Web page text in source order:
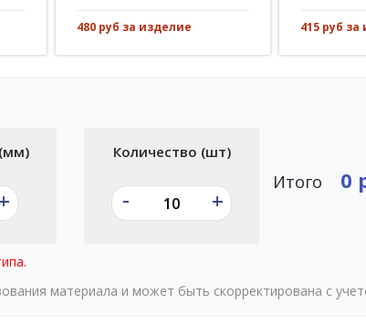
480 руб за изделие 415 руб
+
Количество (шт)
- +
Итого 0
материала и может быть скорректирована с